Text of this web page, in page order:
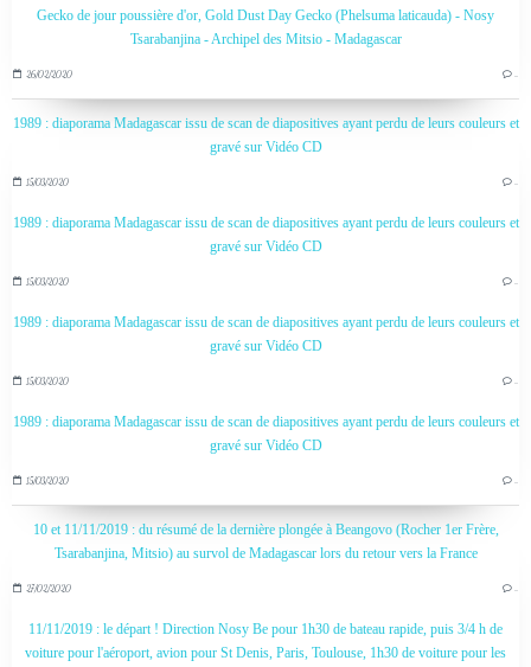
Gecko de jour poussière d'or, Gold Dust Day Gecko (Phelsuma laticauda) - Nosy
Tsarabanjina - Archipel des Mitsio - Madagascar
26/02/2020 …
1989 : diaporama Madagascar issu de scan de diapositives ayant perdu de leurs couleurs et
gravé sur Vidéo CD
15/03/2020 …
1989 : diaporama Madagascar issu de scan de diapositives ayant perdu de leurs couleurs et
gravé sur Vidéo CD
15/03/2020 …
1989 : diaporama Madagascar issu de scan de diapositives ayant perdu de leurs couleurs et
gravé sur Vidéo CD
15/03/2020 …
1989 : diaporama Madagascar issu de scan de diapositives ayant perdu de leurs couleurs et
gravé sur Vidéo CD
15/03/2020 …
10 et 11/11/2019 : du résumé de la dernière plongée à Beangovo (Rocher 1er Frère,
Tsarabanjina, Mitsio) au survol de Madagascar lors du retour vers la France
27/02/2020 …
11/11/2019 : le départ ! Direction Nosy Be pour 1h30 de bateau rapide, puis 3/4 h de
voiture pour l'aéroport, avion pour St Denis, Paris, Toulouse, 1h30 de voiture pour les